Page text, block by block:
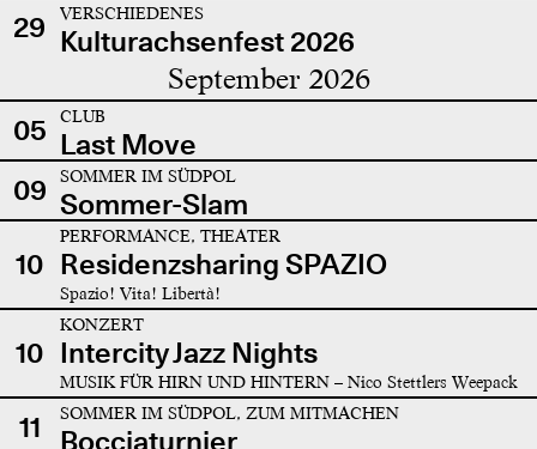
29 VERSCHIEDENES
Kulturachsenfest 2026
September 2026
05 CLUB
Last Move
09
SOMMER IM SÜDPOL
Sommer-Slam
10
PERFORMANCE, THEATER
Residenzsharing SPAZIO
Spazio! Vita! Libertà!
10
KONZERT
Intercity Jazz Nights
MUSIK FÜR HIRN UND HINTERN – Nico Stettlers Weepack
11 SOMMER IM SÜDPOL, ZUM MITMACHEN
Bocciaturnier